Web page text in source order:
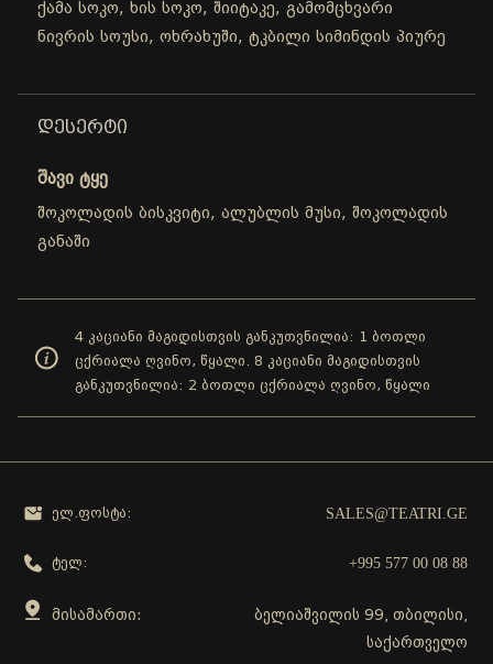
ქამა სოკო, ხის სოკო, შიიტაკე, გამომცხვარი
ნივრის სოუსი, ოხრახუში, ტკბილი სიმინდის პიურე
ᲓᲔᲡᲔᲠᲢᲘ
შავი ტყე
შოკოლადის ბისკვიტი, ალუბლის მუსი, შოკოლადის
განაში
4 კაციანი მაგიდისთვის განკუთვნილია: 1 ბოთლი
ცქრიალა ღვინო, წყალი. 8 კაციანი მაგიდისთვის
განკუთვნილია: 2 ბოთლი ცქრიალა ღვინო, წყალი
ელ.ფოსტა: SALES@TEATRI.GE
ტელ: +995 577 00 08 88
მისამართი:
ბელიაშვილის 99, თბილისი,
საქართველო